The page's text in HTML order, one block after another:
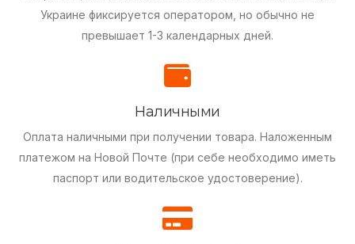
Украине фиксируется оператором, но обычно не
превышает 1-3 календарных дней.
Наличными
Оплата наличными при получении товара. Наложенным
платежом на Новой Почте (при себе необходимо иметь
паспорт или водительское удостоверение).